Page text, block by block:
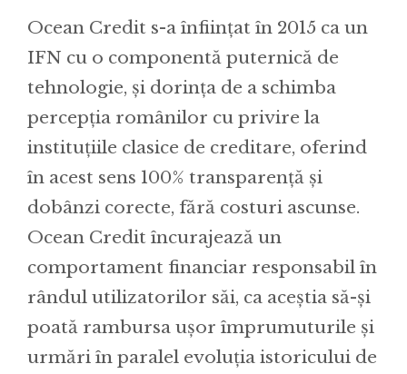
Ocean Credit s-a înființat în 2015 ca un
IFN cu o componentă puternică de
tehnologie, și dorința de a schimba
percepția românilor cu privire la
instituțiile clasice de creditare, oferind
în acest sens 100% transparență și
dobânzi corecte, fără costuri ascunse.
Ocean Credit încurajează un
comportament financiar responsabil în
rândul utilizatorilor săi, ca aceștia să-și
poată rambursa ușor împrumuturile și
urmări în paralel evoluția istoricului de